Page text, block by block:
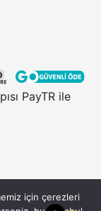
PayTR ile
Bit SSLiçin çerezleri